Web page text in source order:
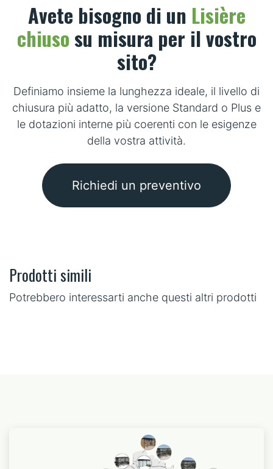
Avete bisogno di un Lisière
chiusosu misura per il vostro
sito?
Definiamo insieme la lunghezza ideale, il livello di
chiusura più adatto, la versione Standard o Plus e
le dotazioni interne più coerenti con le esigenze
della vostra attività.
Richiedi un preventivo
Prodotti simili
Potrebbero interessarti anche questi altri prodotti